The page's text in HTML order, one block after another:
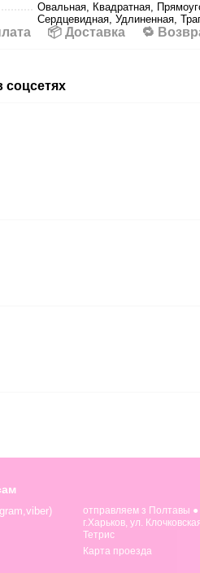
Овальная, Квадратная,
Сердцевидная, Удлиненная,
📦 Доставка 🔁
соцсетях
отправляем з Полтавы
г.Харьков, ул.
Тетрис
Карта проезда